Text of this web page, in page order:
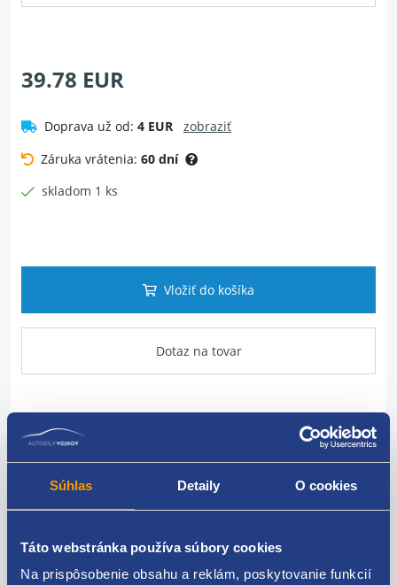
Súhlas Detaily O cookies
Táto webstránka používa súbory cookies
Na prispôsobenie obsahu a reklám, poskytovanie funkcií
39.78 EUR
Doprava už od: 4 EUR
zobraziť
Záruka vrátenia: 60 dní
skladom 1 ks
Vložiť do košíka
Dotaz na tovar
Popis produktu
svetlo zadné pravé vnútorné ( komplet )
PEUGEOT originál - 6351HN
pre model do roku 10/2010